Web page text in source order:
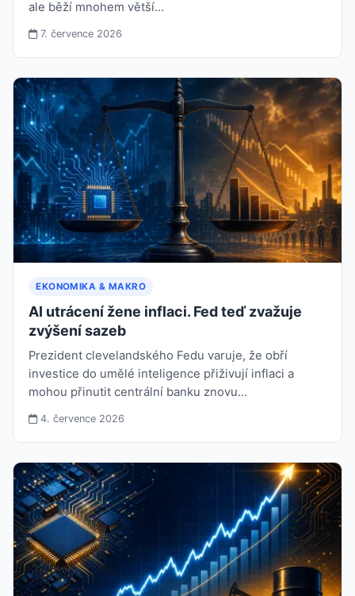
ale běží mnohem větší…
7. července 2026
EKONOMIKA & MAKRO
AI utrácení žene inflaci. Fed teď zvažuje
zvýšení sazeb
Prezident clevelandského Fedu varuje, že obří
investice do umělé inteligence přiživují inflaci a
mohou přinutit centrální banku znovu…
4. července 2026